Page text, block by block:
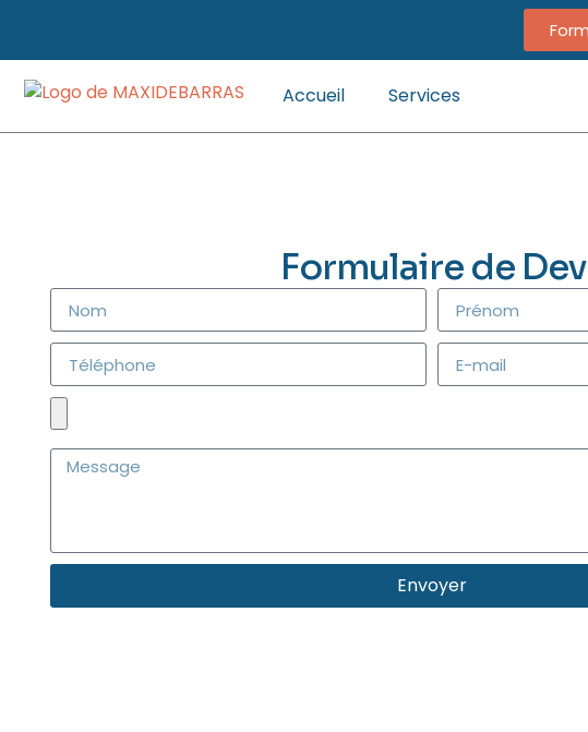
Accueil Services
Formulaire de
Envoyer